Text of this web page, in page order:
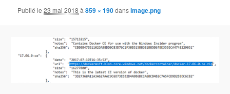
Publié le23 mai 2018 à859 × 190dansimage.png